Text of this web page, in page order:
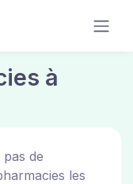
à
de
les